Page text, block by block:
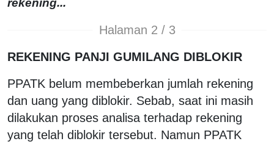
rekening...
Halaman 2 / 3
REKENING PANJI GUMILANG DIBLOKIR
PPATK belum membeberkan jumlah rekening
dan uang yang diblokir. Sebab, saat ini masih
dilakukan proses analisa terhadap rekening
yang telah diblokir tersebut. Namun PPATK